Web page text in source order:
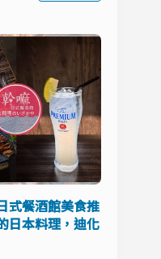
式餐酒館美食推
日本料理，迪化